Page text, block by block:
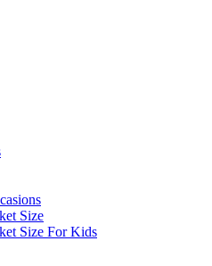
Size
Size For Kids